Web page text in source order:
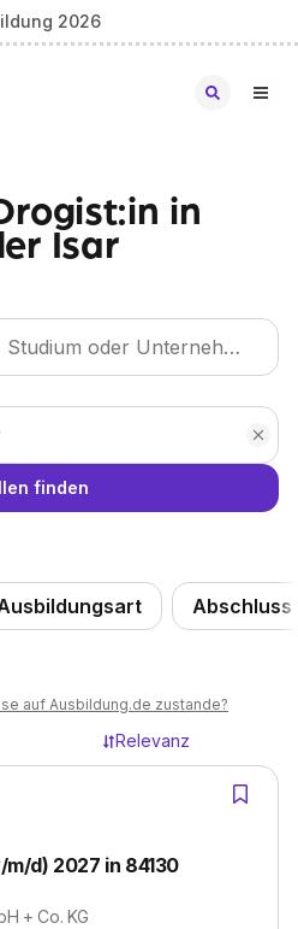
2026
in
Isar
finden
Abschluss
auf Ausbildung.de zustande?
Relevanz
d) 2027 in 84130
+ Co. KG